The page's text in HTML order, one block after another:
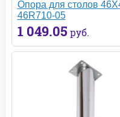
Опора для столов
46R710-05
1 049.05 руб.